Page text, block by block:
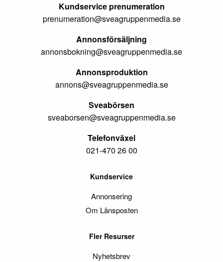
Kundservice prenumeration
prenumeration@sveagruppenmedia.se
Annonsförsäljning
annonsbokning@sveagruppenmedia.se
Annonsproduktion
annons@sveagruppenmedia.se
Sveabörsen
sveaborsen@sveagruppenmedia.se
Telefonväxel
021-470 26 00
Kundservice
Annonsering
Om Länsposten
Fler Resurser
Nyhetsbrev